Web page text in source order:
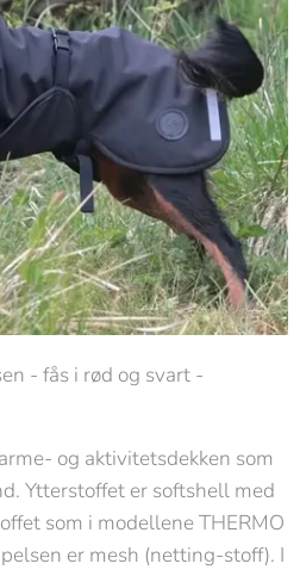
- fås i rød og svart -
og aktivitetsdekken som
Ytterstoffet er softshell med
som i modellene THERMO
er mesh (netting-stoff). I